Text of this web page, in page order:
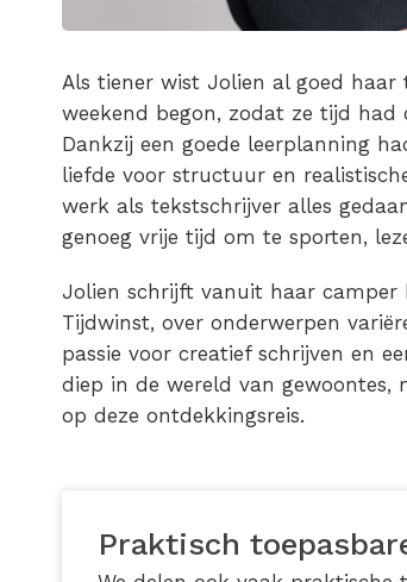
Als tiener wist Jolien al goed
weekend begon, zodat ze tijd had
Dankzij een goede leerplanning
liefde voor structuur en
werk als tekstschrijver alles
genoeg vrije tijd om te sporten,
Jolien schrijft vanuit haar camper
Tijdwinst, over onderwerpen
passie voor creatief schrijven en
diep in de wereld van gewoontes,
op deze ontdekkingsreis.
Praktisch